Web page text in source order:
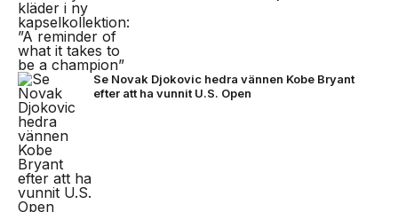
Se Novak Djokovic hedra vännen Kobe Bryant
efter att ha vunnit U.S. Open